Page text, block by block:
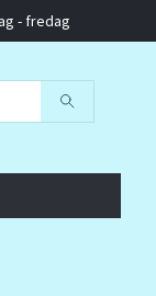
- fredag